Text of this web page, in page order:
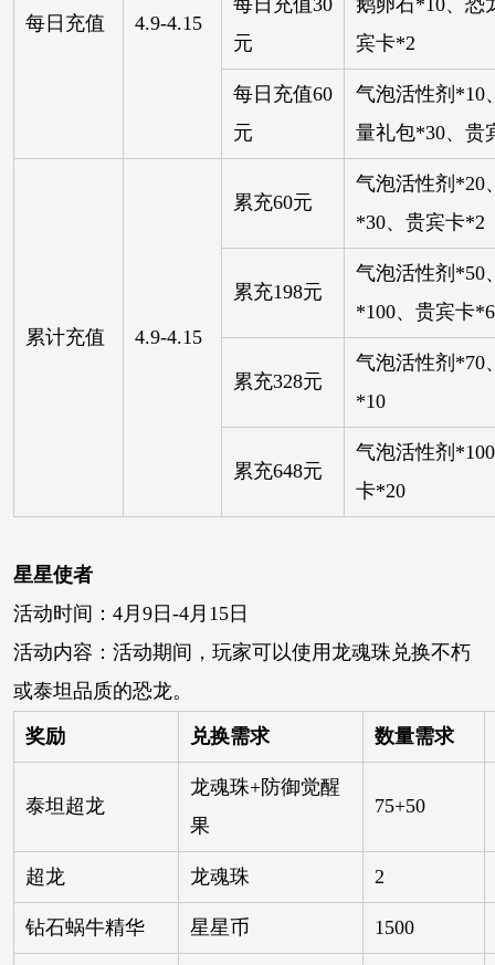
每日充值 4.9-4.15
元
宾卡*2
每日充值60
元
气泡活性剂*10
量礼包*30、贵
累计充值 4.9-4.15
累充60元
气泡活性剂*20
*30、贵宾卡*2
累充198元
气泡活性剂*50
*100、贵宾卡*6
累充328元
气泡活性剂*70
*10
累充648元
气泡活性剂
卡*20
星星使者
活动时间：4月9日-4月15日
活动内容：活动期间，玩家可以使用龙魂珠兑换不朽
或泰坦品质的恐龙。
奖励 兑换需求 数量需求
泰坦超龙
龙魂珠+防御觉醒
果
75+50
超龙 龙魂珠 2
钻石蜗牛精华 星星币 1500